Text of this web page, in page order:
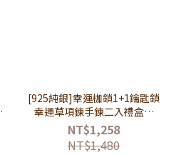
[925純銀]幸運枷鎖1+1鑰匙鎖
幸運草項鍊手鍊二入禮盒組
【MMS676-SL680】-項鍊+手
鍊
NT$1,258
NT$1,480